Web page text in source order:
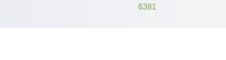
6381